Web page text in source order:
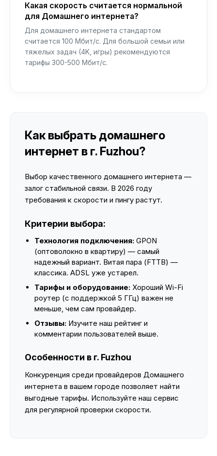
Какая скорость считается нормальной
для Домашнего интернета?
Для домашнего интернета стандартом
считается 100 Мбит/с. Для большой семьи или
тяжелых задач (4K, игры) рекомендуются
тарифы 300-500 Мбит/с.
Как выбрать домашнего
интернет в г. Fuzhou?
Выбор качественного домашнего интернета —
залог стабильной связи. В 2026 году
требования к скорости и пингу растут.
Критерии выбора:
Технология подключения: GPON
(оптоволокно в квартиру) — самый
надежный вариант. Витая пара (FTTB) —
классика. ADSL уже устарел.
Тарифы и оборудование: Хороший Wi-Fi
роутер (с поддержкой 5 ГГц) важен не
меньше, чем сам провайдер.
Отзывы: Изучите наш рейтинг и
комментарии пользователей выше.
Особенности в г. Fuzhou
Конкуренция среди провайдеров Домашнего
интернета в вашем городе позволяет найти
выгодные тарифы. Используйте наш сервис
для регулярной проверки скорости.